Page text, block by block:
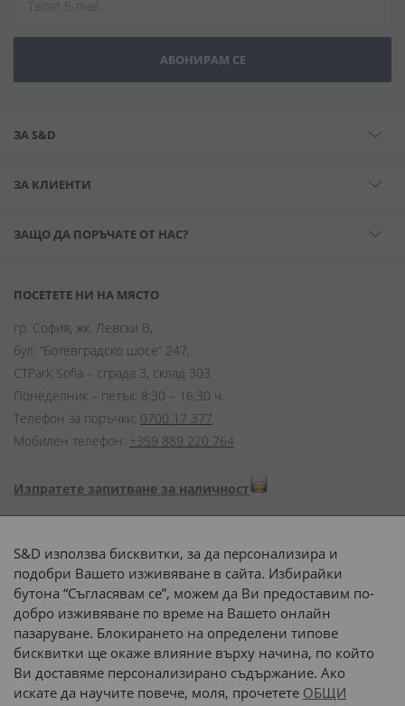
АБОНИРАМ СЕ
ЗА S&D
ЗА КЛИЕНТИ
ЗАЩО ДА ПОРЪЧАТЕ ОТ НАС?
ПОСЕТЕТЕ НИ НА МЯСТО
гр. София, жк. Левски В,
бул. “Ботевградско шосе” 247,
CTPark Sofia – сграда 3, склад 303
Понеделник – петък: 8:30 – 16:30 ч.
Телефон за поръчки: 0700 17 377
Мобилен телефон: +359 889 220 764
Изпратете запитване за наличност
Начини на плащане:
Доставка до адрес с:
или
наш транспорт
S&D използва бисквитки, за да персонализира и
подобри Вашето изживяване в сайта. Избирайки
бутона “Съгласявам се”, можем да Ви предоставим по-
добро изживяване по време на Вашето онлайн
пазаруване. Блокирането на определени типове
бисквитки ще окаже влияние върху начина, по който
Ви доставяме персонализирано съдържание. Ако
искате да научите повече, моля, прочетете ОБЩИ